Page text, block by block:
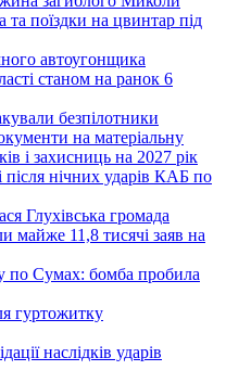
поїздки на цвинтар під
автоугонщика
станом на ранок 6
безпілотники
на матеріальну
і захисниць на 2027 рік
нічних ударів КАБ по
Глухівська громада
майже 11,8 тисячі заяв на
по Сумах: бомба пробила
гуртожитку
наслідків ударів